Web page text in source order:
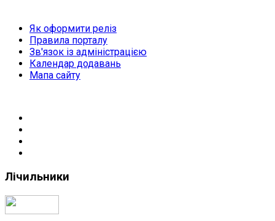
Як оформити реліз
Правила порталу
Зв'язок із адміністрацією
Календар додавань
Мапа сайту
Лічильники